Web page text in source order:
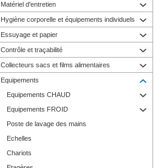
Matériel d'entretien
Hygiène corporelle et équipements individuels
Essuyage et papier
Contrôle et traçabilité
Collecteurs sacs et films alimentaires
Equipements
Equipements CHAUD
Equipements FROID
Poste de lavage des mains
Echelles
Chariots